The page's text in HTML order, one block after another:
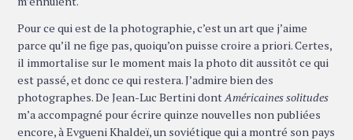
Pour ce qui est de la photographie, c’est un art que j’aime
parce qu’il ne fige pas, quoiqu’on puisse croire a priori. Certes,
il immortalise sur le moment mais la photo dit aussitôt ce qui
est passé, et donc ce qui restera. J’admire bien des
photographes. De Jean-Luc Bertini dont Américaines solitudes
m’a accompagné pour écrire quinze nouvelles non publiées
encore, à Evgueni Khaldeï, un soviétique qui a montré son pays